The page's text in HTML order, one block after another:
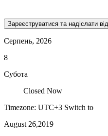
Серпень, 2026
8
Субота
Closed Now
Timezone: UTC+3 Switch to
August 26,2019